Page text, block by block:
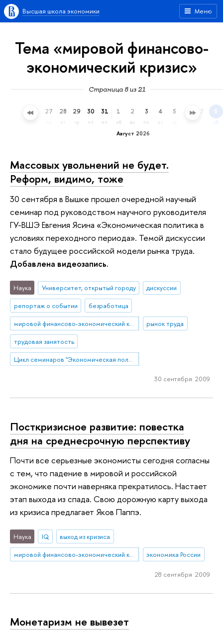
Меню
Высшая школа экономики
Тема «мировой финансово-
экономический кризис»
Страница 8 из 21
26 27 28 29
ср
30
чт
31
пт
Август 2026
1
сб
2
вс
3
пн
4 5 6 7 8
сб
Массовых увольнений не будет.
Реформ, видимо, тоже
30 сентября в Вышке прошел очередной научный
семинар под руководством научного руководителя
ГУ-ВШЭ Евгения Ясина «Экономическая политика в
условиях переходного периода». Темой дискуссии
стало будущее российской модели рынка труда.
Добавлена видеозапись.
Наука Университет, открытый городу
дискуссии
репортаж о событии
безработица
мировой финансово-экономический кризис
рынок труда
трудовая занятость
30 сентября 2009
Посткризисное развитие: повестка
дня на среднесрочную перспективу
Почти все серьезные экономисты сегодня согласны
с тем, что падение в мировой и российской
экономике почти наверняка прекратилось. Настает
этап выхода из спада. Свою дорожную карту выхода
из кризиса предлагает Яков Паппэ.
Наука IQ
выход из кризиса
мировой финансово-экономический кризис
экономика России
28 сентября 2009
Монетаризм не вывезет